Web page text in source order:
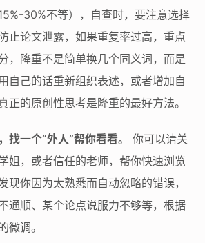
30%不等），自查时，要注意选择
止论文泄露，如果重复率过高，重点
，降重不是简单换几个同义词，而是
自己的话重新组织表述，或者增加自
正的原创性思考是降重的最好方法。
找一个“外人”帮你看看。
你可以请关
姐，或者信任的老师，帮你快速浏览
现你因为太熟悉而自动忽略的错误，
通顺、某个论点说服力不够等，根据
微调。